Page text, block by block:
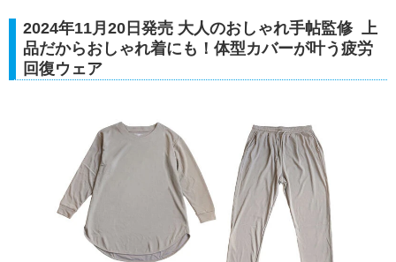
2024年11月20日発売 大人のおしゃれ手帖監修 上
品だからおしゃれ着にも！体型カバーが叶う疲労
回復ウェア